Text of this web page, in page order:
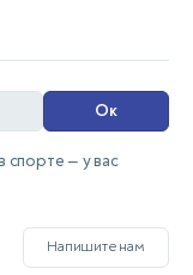
Ок
спорте — у вас
Напишите нам